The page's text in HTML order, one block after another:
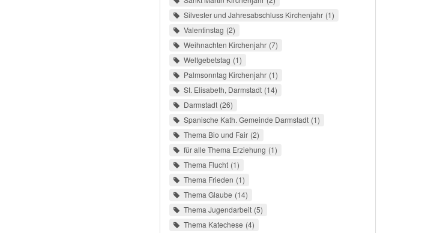
Silvester und Jahresabschluss Kirchenjahr 1
Valentinstag 2
Weihnachten Kirchenjahr 7
Weltgebetstag 1
Palmsonntag Kirchenjahr 1
St. Elisabeth, Darmstadt 14
Darmstadt 26
Spanische Kath. Gemeinde Darmstadt 1
Thema Bio und Fair 2
für alle Thema Erziehung 1
Thema Flucht 1
Thema Frieden 1
Thema Glaube 14
Thema Jugendarbeit 5
Thema Katechese 4